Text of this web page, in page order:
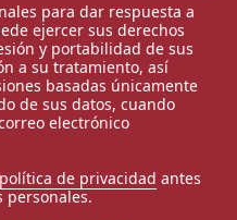
para dar respuesta a
ejercer sus derechos
y portabilidad de sus
a su tratamiento, así
basadas únicamente
de sus datos, cuando
electrónico
política de privacidad antes
personales.